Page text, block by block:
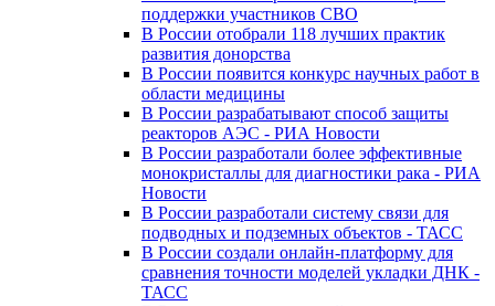
поддержки участников СВО
В России отобрали 118 лучших практик
развития донорства
В России появится конкурс научных работ в
области медицины
В России разрабатывают способ защиты
реакторов АЭС - РИА Новости
В России разработали более эффективные
монокристаллы для диагностики рака - РИА
Новости
В России разработали систему связи для
подводных и подземных объектов - ТАСС
В России создали онлайн-платформу для
сравнения точности моделей укладки ДНК -
ТАСС